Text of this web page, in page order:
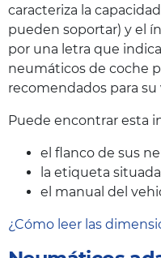
caracteriza la
pueden soportar) y el
por una letra que
neumáticos de coche
recomendados para su
Puede encontrar esta
el flanco de sus
la etiqueta
el manual del
¿Cómo leer las